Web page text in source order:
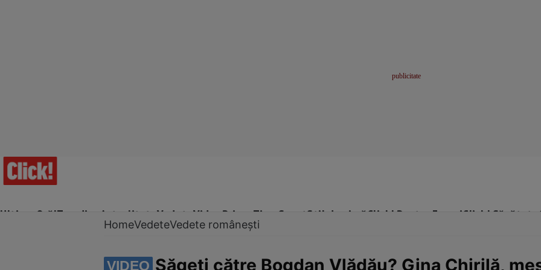
Ultima Oră!Trending Actualitate Vedete Video Prime Time SportStil de viațăClick! Pentru FemeiClick! Sănătate
HomeVedeteVedete românești
VIDEO Săgeți către Bogdan Vlădău? Gina Chirilă,